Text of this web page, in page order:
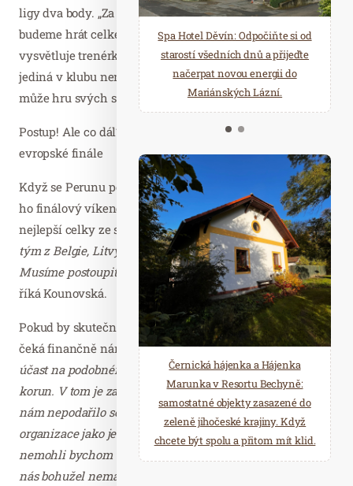
ligy dva body. „Za vítězství v každém zápase jsou body tři,
budeme hrát celkem šest zápasů, takže šance je velká,“
vysvětluje trenérka Perunu Tereza Kounovská. Ta jako
jediná v klubu nemá zrakový handicap. I díky tomu
může hru svých svěřenců dirigovat.
Postup! Ale co dál? Hráče čeká nákladná cesta na
evropské finále
Když se Perunu podaří dostat mezi nejlepší trojku, čeká
ho finálový víkend v Lisabonu. Tam postoupí rovněž tři
nejlepší celky ze severní části soutěže.„Očekávám tam
tým z Belgie, Litvy nebo Ruska. A zda tam budeme my?
Musíme postoupit a pak mít dostatek peněz na cestu,“
říká Kounovská.
Pokud by skutečně vysněný postup vyšel, české hráče
čeká finančně náročná cesta.„Na jednoho hráče by vyšla
účast na podobném turnaji v Portugalsku na 12-13 tisíc
korun. V tom je započítána cesta i ubytování. Pokud by se
nám nepodařilo sehnat sponzora nebo oslovit neziskové
organizace jako je Světluška nebo Nadace Leontinka,
nemohli bychom se zúčastnit. Takovou částku nikdo z
nás bohužel nemá,“
Spa Hotel Děvín: Odpočiňte si od
starostí všedních dnů a přijeďte
načerpat novou energii do
Mariánských Lázní.
Saunový ráj Holice: Odpočinek a
relaxace v oáze klidu a pohody.
Několik druhů saun a různé
možnosti ochlazení.
Černická hájenka a Hájenka
Marunka v Resortu Bechyně:
samostatné objekty zasazené do
zeleně jihočeské krajiny. Když
chcete být spolu a přitom mít klid.